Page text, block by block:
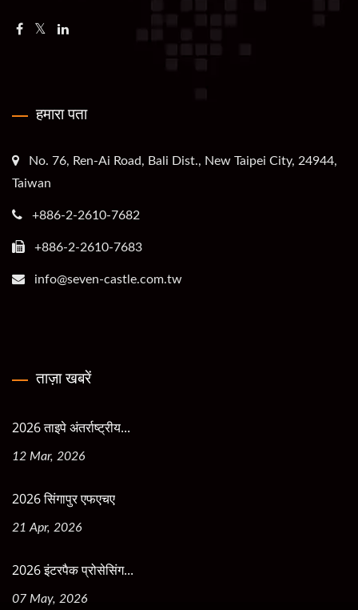
हमारा पता
No. 76, Ren-Ai Road, Bali Dist., New Taipei City, 24944,
Taiwan
+886-2-2610-7682
+886-2-2610-7683
info@seven-castle.com.tw
ताज़ा खबरें
2026 ताइपे अंतर्राष्ट्रीय...
12 Mar, 2026
2026 सिंगापुर एफएचए
21 Apr, 2026
2026 इंटरपैक प्रोसेसिंग...
07 May, 2026